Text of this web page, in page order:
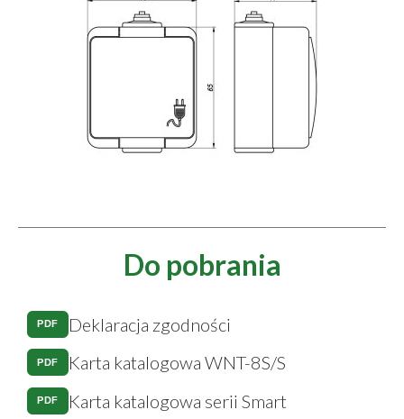
Do pobrania
PDF Deklaracja zgodności
PDF Karta katalogowa WNT-8S/S
PDF Karta katalogowa serii Smart